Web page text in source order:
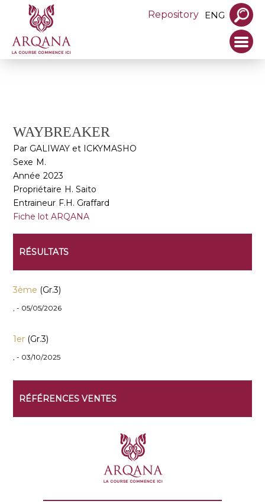
Repository ENG
WAYBREAKER
Par GALIWAY et ICKYMASHO
Sexe M.
Année 2023
Propriétaire H. Saito
Entraineur F.H. Graffard
Fiche lot ARQANA
RÉSULTATS
3ème (Gr.3)
, - 05/05/2026
1er (Gr.3)
, - 03/10/2025
RÉFÉRENCES VENTES